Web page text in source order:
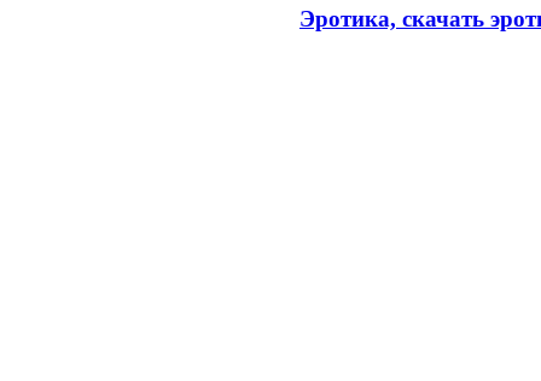
Эротика, скачать